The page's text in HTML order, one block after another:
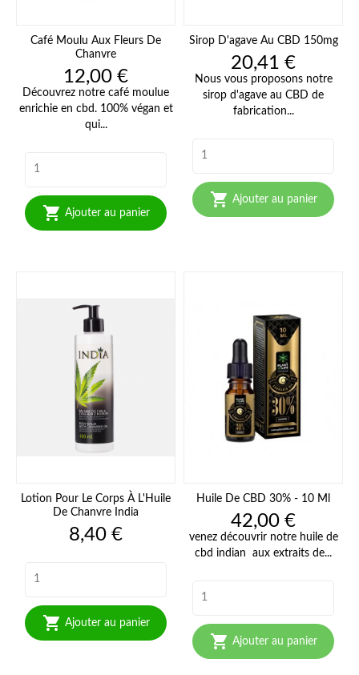
Café Moulu Aux Fleurs De
Chanvre
Prix
12,00 €
Découvrez notre café moulue
enrichie en cbd. 100% végan et
qui...
 Ajouter au panier
Sirop D'agave Au CBD 150mg
Prix
20,41 €
Nous vous proposons notre
sirop d'agave au CBD de
fabrication...
 Ajouter au panier
Lotion Pour Le Corps À L'Huile
De Chanvre India
Prix
8,40 €
 Ajouter au panier
Huile De CBD 30% - 10 Ml
Prix
42,00 €
venez découvrir notre huile de
cbd indian aux extraits de...
 Ajouter au panier